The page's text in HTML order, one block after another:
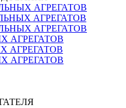
АГРЕГАТОВ
АГРЕГАТОВ
АГРЕГАТОВ
АГРЕГАТОВ
АГРЕГАТОВ
АГРЕГАТОВ